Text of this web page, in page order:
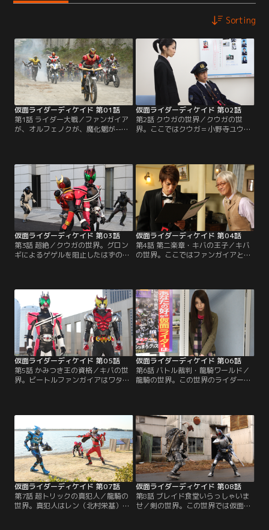
Sorting
仮面ライダーディケイド 第01話
第1話 ライダー大戦／ファンガイア
が、オルフェノクが、魔化魍が--。
大）だった。そこに紅渡（瀬戸康
史）が現れ、世界を救うためには9
人の仮面ライダーがいる9つの世界
を旅する必要があると告げる。
仮面ライダーディケイド 第02話
第2話 クウガの世界／クウガの世
界。ここではクウガ＝小野寺ユウス
活動することがこの世界の役割だと
判断し、グロンギに戦いを挑む。そ
の姿を見たユウスケはクウガに変身
すると、「悪魔」といいながらディ
ケイドに襲い掛かった。
仮面ライダーディケイド 第03話
第3話 超絶／クウガの世界。グロン
ギによるゲゲルを阻止したはずのデ
ガの世界も滅びの現象が起き始めて
いるらしい。次々と現れるグロンギ
に一人立ち向かうディケイドだった
が、なす術もなく追い込まれてい
く。
仮面ライダーディケイド 第04話
第4話 第二楽章・キバの王子／キバ
の世界。ここではファンガイアと人
ディケイドだと知るとキバに変身。
ディケイドに襲い掛かる。互いにフ
ォームチェンジしながら激しく戦う
ディケイドとキバ。その2人の間に
割って入ったのは、なんとユウスケ
だった。
仮面ライダーディケイド 第05話
第5話 かみつき王の資格／キバの世
界。ビートルファンガイアはワタル
言する。ユウスケはワタルに王にな
るよう説得するが、ワタルはユウス
ケのライフエナジーを吸い取ろうと
してしまう。一方、カイザを退けた
ディケイドに謎の男が語りかけてき
た。
仮面ライダーディケイド 第06話
第6話 バトル裁判・龍騎ワールド／
龍騎の世界。この世界のライダーを
されてしまう。夏海はミラーワール
ドで仮面ライダーたちが戦い、最後
に残った一人が判決を決める仮面ラ
イダー裁判制度で裁かれることにな
った。
仮面ライダーディケイド 第07話
第7話 超トリックの真犯人／龍騎の
世界。真犯人はレン（北村栄基）で
仮面ライダーディケイド 第08話
第8話 ブレイド食堂いらっしゃいま
せ／剣の世界。この世界では仮面ラ